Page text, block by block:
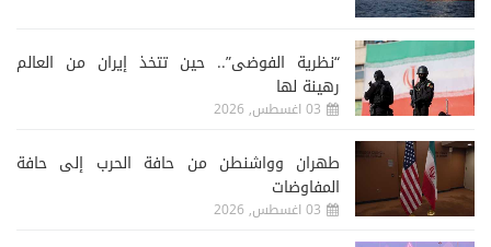
“نظرية الفوضى”.. حين تتخذ إيران من العالم
رهينة لها
03 اغسطس, 2026
طهران وواشنطن من حافة الحرب إلى حافة
المفاوضات
03 اغسطس, 2026